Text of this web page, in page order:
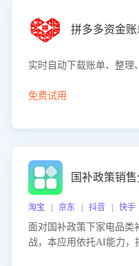
拼多多资金
实时自动下载账单、整理
免费试用
国补政策销
淘宝 | 京东 | 抖音 | 快手
面对国补政策下家电品类
战，本应用依托AI能力，